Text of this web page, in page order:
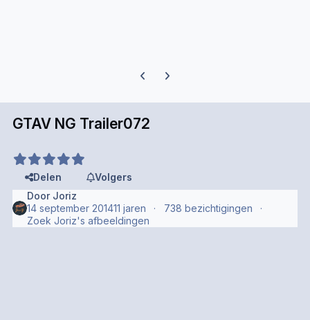
Previous carousel slide
Next carousel slide
GTAV NG Trailer072
Delen
Volgers
Door Joriz
14 september 201411 jaren
738 bezichtigingen
Zoek Joriz's afbeeldingen